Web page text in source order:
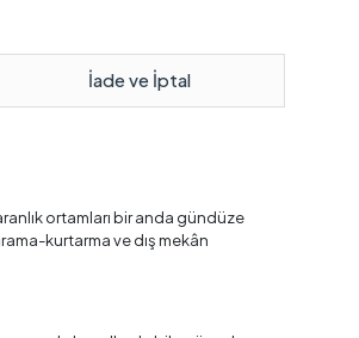
İade ve İptal
ortamları bir anda gündüze
kurtarma ve dış mekân